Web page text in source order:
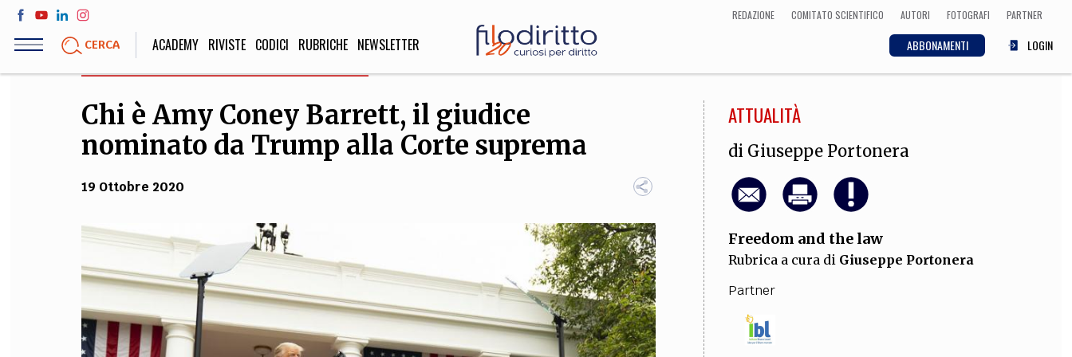
Salta
contenuto
REDAZIONE COMITATO SCIENTIFICO AUTORI FOTOGRAFI PARTNER
CERCA ABBONAMENTI LOGIN
ACADEMY RIVISTE CODICI RUBRICHE NEWSLETTER
LIFE STYLE
Sport, Cucina, Viaggi,
SOCIETÀ
Politica, Attualità,
DIRITTO ECONOMIA
Matematica, Fisica,
Biologia, Cifrematica,
STORIA E FILOSOFIA
Scienze storiche,
umanistiche, Religione
INNOVAZIONE
Scienze informatiche,
Architettura, Ingegneria
CULTURA
Arte, Cinema, Musica,
Letteratura
Chi è Amy Coney Barrett, il giudice
nominato da Trump alla Corte suprema
19 Ottobre 2020
ATTUALITÀ
di Giuseppe Portonera
Freedom and the law
Rubrica a cura di Giuseppe Portonera
Partner